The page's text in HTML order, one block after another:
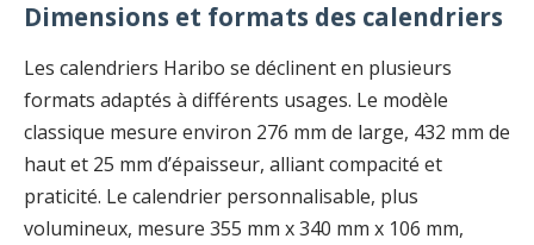
Dimensions et formats des calendriers
Les calendriers Haribo se déclinent en plusieurs
formats adaptés à différents usages. Le modèle
classique mesure environ 276 mm de large, 432 mm de
haut et 25 mm d’épaisseur, alliant compacité et
praticité. Le calendrier personnalisable, plus
volumineux, mesure 355 mm x 340 mm x 106 mm,